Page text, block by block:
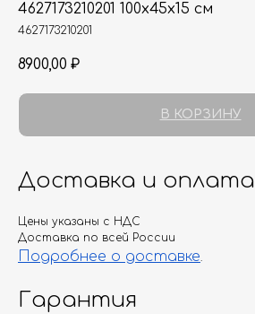
4627173210201 100х45х15 см
4627173210201
8900,00 ₽
В КОРЗИНУ
Доставка и оплата
Цены указаны с НДС
Доставка по всей России
Подробнее о доставке.
Гарантия